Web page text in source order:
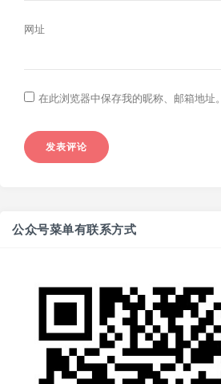
网址
在此浏览器中保存我的昵称、邮箱地址。
公众号菜单有联系方式